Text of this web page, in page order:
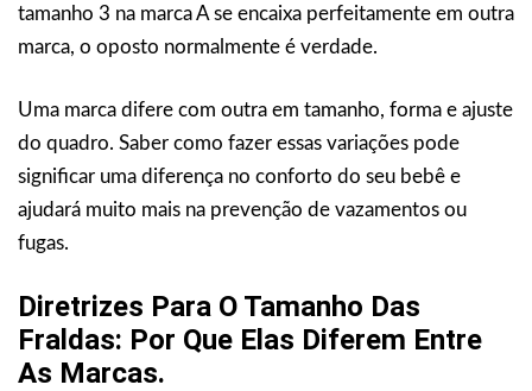
tamanho 3 na marca A se encaixa perfeitamente em outra
marca, o oposto normalmente é verdade.
Uma marca difere com outra em tamanho, forma e ajuste
do quadro. Saber como fazer essas variações pode
significar uma diferença no conforto do seu bebê e
ajudará muito mais na prevenção de vazamentos ou
fugas.
Diretrizes Para O Tamanho Das
Fraldas: Por Que Elas Diferem Entre
As Marcas.